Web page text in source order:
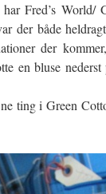
Fred’s
der både
der
en bluse
ting i Green